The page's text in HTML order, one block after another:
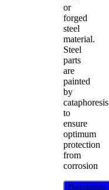
or
forged
steel
material.
Steel
parts
are
painted
by
cataphoresis
to
ensure
optimum
protection
from
corrosion
Distribütör